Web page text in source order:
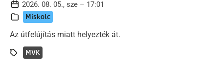
2026. 08. 05., sze – 17:01
Miskolc
Az útfelújítás miatt helyezték át.
MVK